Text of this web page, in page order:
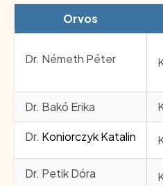
Orvos
Dr. Németh Péter
Dr. Bakó Erika
Dr. Koniorczyk Katalin
Dr. Petik Dóra